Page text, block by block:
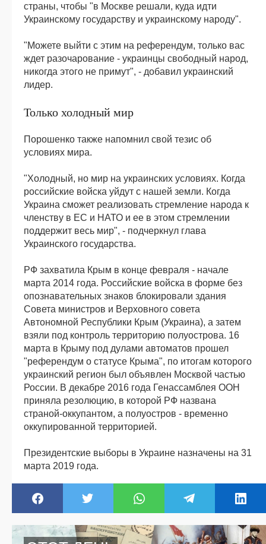
страны, чтобы "в Москве решали, куда идти
Украинскому государству и украинскому народу".
"Можете выйти с этим на референдум, только вас
ждет разочарование - украинцы свободный народ,
никогда этого не примут", - добавил украинский
лидер.
Только холодный мир
Порошенко также напомнил свой тезис об
условиях мира.
"Холодный, но мир на украинских условиях. Когда
российские войска уйдут с нашей земли. Когда
Украина сможет реализовать стремление народа к
членству в ЕС и НАТО и ее в этом стремлении
поддержит весь мир", - подчеркнул глава
Украинского государства.
РФ захватила Крым в конце февраля - начале
марта 2014 года. Российские войска в форме без
опознавательных знаков блокировали здания
Совета министров и Верховного совета
Автономной Республики Крым (Украина), а затем
взяли под контроль территорию полуострова. 16
марта в Крыму под дулами автоматов прошел
"референдум о статусе Крыма", по итогам которого
украинский регион был объявлен Москвой частью
России. В декабре 2016 года Генассамблея ООН
приняла резолюцию, в которой РФ названа
страной-оккупантом, а полуостров - временно
оккупированной территорией.
Президентские выборы в Украине назначены на 31
марта 2019 года.